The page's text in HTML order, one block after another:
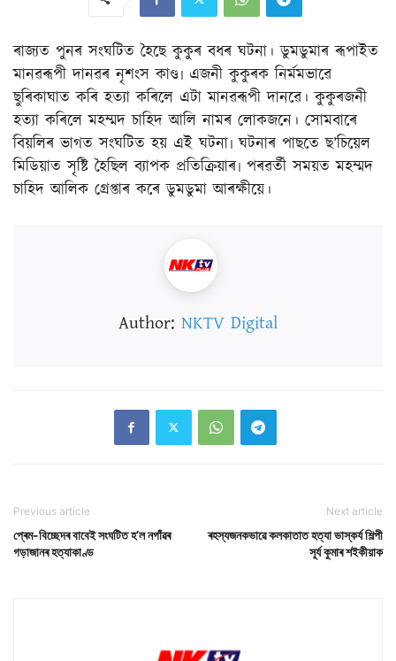
ৰাজ্যত পুনৰ সংঘটিত হৈছে কুকুৰ বধৰ ঘটনা। ডুমডুমাৰ ৰূপাইত
মানৱৰূপী দানৱৰ নৃশংস কাণ্ড৷ এজনী কুকুৰক নিৰ্মমভাৱে
ছুৰিকাঘাত কৰি হত্যা কৰিলে এটা মানৱৰূপী দানৱে। কুকুৰজনী
হত্যা কৰিলে মহম্মদ চাহিদ আলি নামৰ লোকজনে। সোমবাৰে
বিয়লিৰ ভাগত সংঘটিত হয় এই ঘটনা৷ ঘটনাৰ পাছতে ছ’চিয়েল
মিডিয়াত সৃষ্টি হৈছিল ব্যাপক প্ৰতিক্ৰিয়াৰ৷ পৰৱৰ্তী সময়ত মহম্মদ
চাহিদ আলিক গ্ৰেপ্তাৰ কৰে ডুমডুমা আৰক্ষীয়ে।
Author: NKTV Digital
Previous article
প্ৰেম-বিচ্ছেদৰ বাবেই সংঘটিত হ’ল নগাঁৱৰ
গড়াজানৰ হত্যাকাণ্ড
Next article
ৰহস্যজনকভাৱে কলকাতাত হত্যা ভাস্কৰ্য শিল্পী
সূৰ্য কুমাৰ শইকীয়াক